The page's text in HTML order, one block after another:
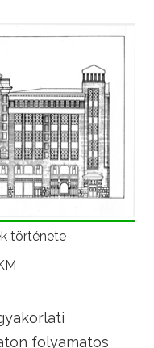
története
folyamatos